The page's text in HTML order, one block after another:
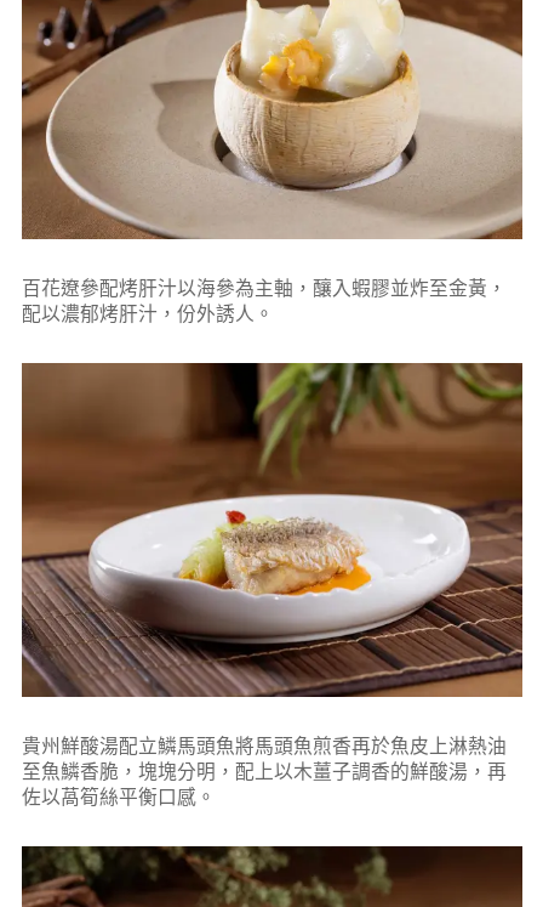
百花遼參配烤肝汁以海參為主軸，釀入蝦膠並炸至金黃，
配以濃郁烤肝汁，份外誘人。
貴州鮮酸湯配立鱗馬頭魚將馬頭魚煎香再於魚皮上淋熱油
至魚鱗香脆，塊塊分明，配上以木薑子調香的鮮酸湯，再
佐以萵筍絲平衡口感。